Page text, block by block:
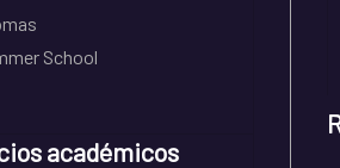
School
académicos